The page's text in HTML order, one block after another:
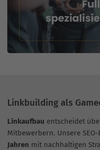
Linkbuilding als
Linkaufbau entscheidet
Mitbewerbern. Unsere
Jahren mit nachhaltigen